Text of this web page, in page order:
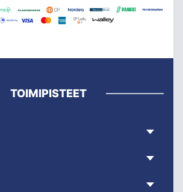
TOIMIPISTEET